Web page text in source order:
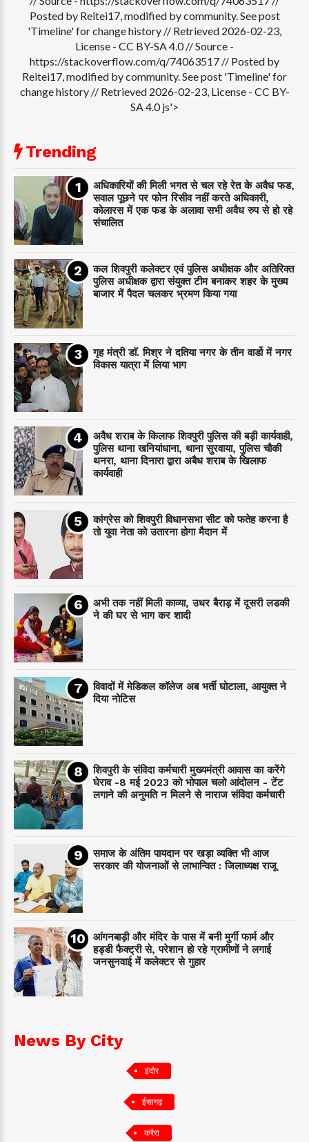
Posted by Reitei17, modified by community. See post
'Timeline' for change history // Retrieved 2026-02-23,
License - CC BY-SA 4.0// Source -
https://stackoverflow.com/q/74063517 // Posted by
Reitei17, modified by community. See post 'Timeline' for
change history // Retrieved 2026-02-23, License - CC BY-
SA 4.0 js'>
Trending
अधिकारियों की मिली भगत से चल रहे रेत के अवैध फड,
सवाल पूछने पर फोन रिसीव नहीं करते अधिकारी,
कोलारस में एक फड के अलावा सभी अवैध रुप से हो रहे
संचालित
कल शिवपुरी कलेक्टर एवं पुलिस अधीक्षक और अतिरिक्त
पुलिस अधीक्षक द्वारा संयुक्त टीम बनाकर शहर के मुख्य
बाजार में पैदल चलकर भ्रमण किया गया
गृह मंत्री डाॅ. मिश्र ने दतिया नगर के तीन वार्डो में नगर
विकास यात्रा में लिया भाग
अवैध शराब के किलाफ शिवपुरी पुलिस की बड़ी कार्यवाही,
पुलिस थाना खनियांधाना, थाना सुरवाया, पुलिस चौकी
थनरा, थाना दिनारा द्वारा अबैध शराब के खिलाफ
कार्यवाही
कांग्रेस को शिवपुरी विधानसभा सीट को फतेह करना है
तो युवा नेता को उतारना होगा मैदान में
अभी तक नहीं मिली काव्या, उधर बैराड़ में दूसरी लडकी
ने की घर से भाग कर शादी
विवादों में मेडिकल कॉलेज अब भर्ती घोटाला, आयुक्त ने
दिया नोटिस
शिवपुरी के संविदा कर्मचारी मुख्यमंत्री आवास का करेंगे
घेराव -8 मई 2023 को भोपाल चलो आंदोलन - टेंट
लगाने की अनुमति न मिलने से नाराज संविदा कर्मचारी
समाज के अंतिम पायदान पर‌ खड़ा व्यक्ति भी आज
सरकार की योजनाओं से लाभान्वित : जिलाध्यक्ष राजू
आंगनबाड़ी और मंदिर के पास में बनी मुर्गी फार्म और
हड्डी फैक्ट्री से, परेशान हो रहे ग्रामीणों ने लगाई
जनसुनवाई में कलेक्टर से गुहार
News By City
इंदौर
ईसागढ़
करैरा